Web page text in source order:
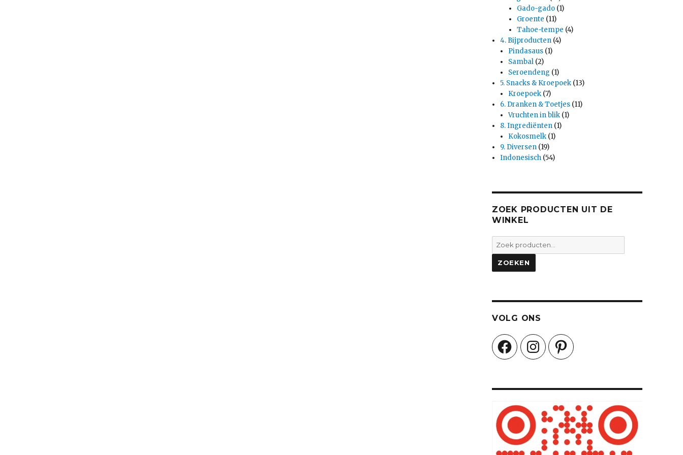
Gado-gado (1)
Groente (11)
Tahoe-tempe (4)
4. Bijproducten (4)
Pindasaus (1)
Sambal (2)
Seroendeng (1)
5. Snacks & Kroepoek (13)
Kroepoek (7)
6. Dranken & Toetjes (11)
Vruchten in blik (1)
8. Ingrediënten (1)
Kokosmelk (1)
9. Diversen (19)
Indonesisch (54)
ZOEK PRODUCTEN UIT DE
WINKEL
Zoeken
naar:
ZOEKEN
VOLG ONS
FacebookInstagramPinterest